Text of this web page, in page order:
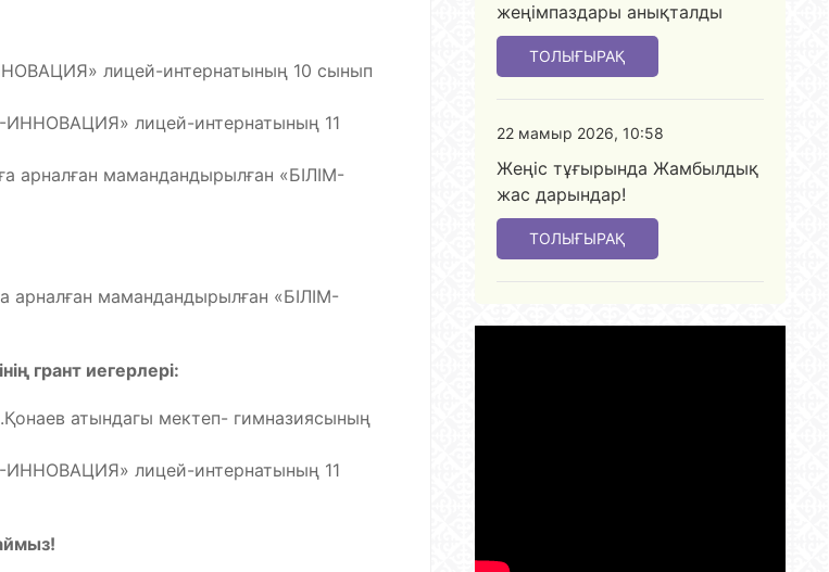
лицей-интернатының 10 сынып
ИННОВАЦИЯ» лицей-интернатының 11
арналған мамандандырылған «БІЛІМ-
мамандандырылған «БІЛІМ-
грант иегерлері:
атындагы мектеп- гимназиясының
ИННОВАЦИЯ» лицей-интернатының 11
жеңімпаздары анықталды
ТОЛЫҒЫРАҚ
22 мамыр 2026, 10:58
Жеңіс тұғырында Жамбылдық
жас дарындар!
ТОЛЫҒЫРАҚ